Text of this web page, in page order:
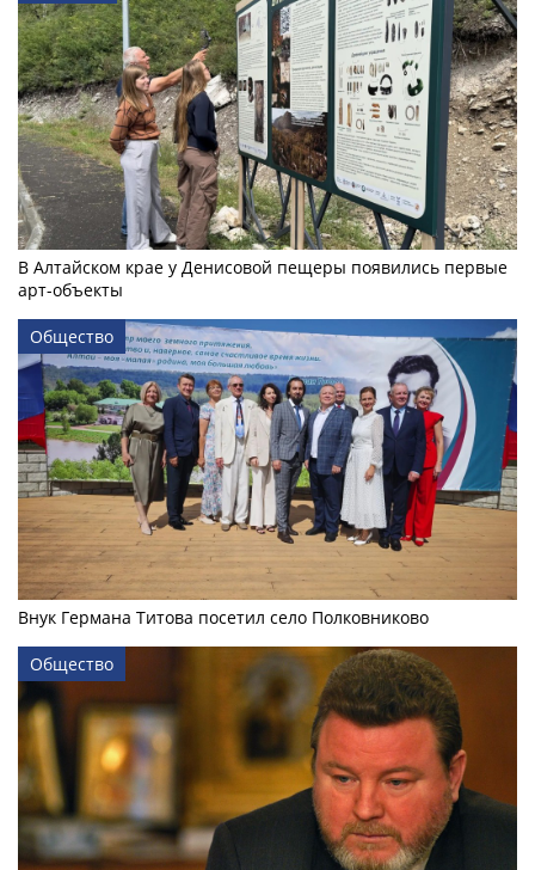
В Алтайском крае у Денисовой пещеры появились первые
арт-объекты
Общество
Внук Германа Титова посетил село Полковниково
Общество